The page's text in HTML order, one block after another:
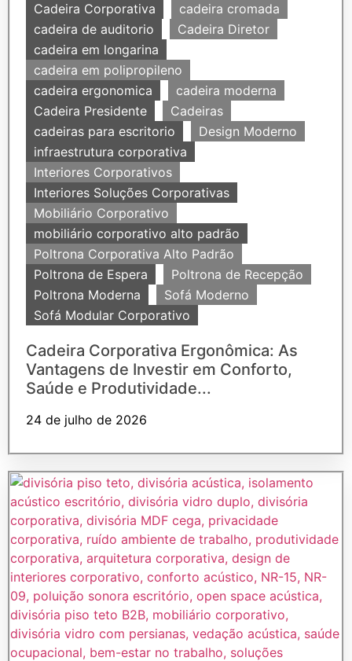
Cadeira Corporativa
cadeira cromada
cadeira de auditorio
Cadeira Diretor
cadeira em longarina
cadeira em polipropileno
cadeira ergonomica
cadeira moderna
Cadeira Presidente
Cadeiras
cadeiras para escritorio
Design Moderno
infraestrutura corporativa
Interiores Corporativos
Interiores Soluções Corporativas
Mobiliário Corporativo
mobiliário corporativo alto padrão
Poltrona Corporativa Alto Padrão
Poltrona de Espera
Poltrona de Recepção
Poltrona Moderna
Sofá Moderno
Sofá Modular Corporativo
Cadeira Corporativa Ergonômica: As
Vantagens de Investir em Conforto,
Saúde e Produtividade...
24 de julho de 2026